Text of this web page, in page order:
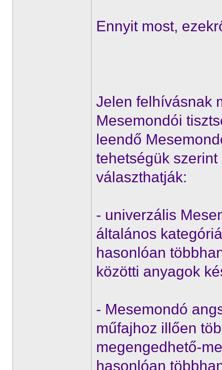
Ennyit most,
Jelen felhívásnak
Mesemondói
leendő
tehetségük
választhatják:
- univerzális
általános
hasonlóan
közötti anyagok
- Mesemondó
műfajhoz illően
megengedhető-
hasonlóan